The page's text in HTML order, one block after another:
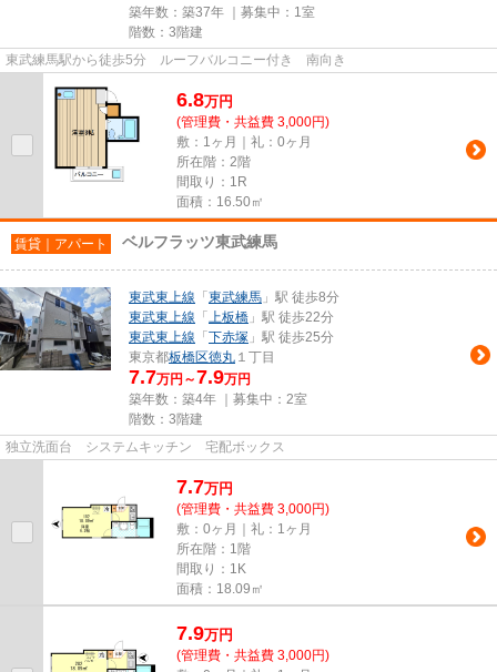
築年数：築37年 ｜募集中： 1室
階数：3階建
東武練馬駅から徒歩5分 ルーフバルコニー付き 南向き
6.8万円
(管理費・共益費 3,000円)
敷：1ヶ月｜礼：0ヶ月
所在階：2階
間取り：1R
面積：16.50㎡
賃貸｜アパート ベルフラッツ東武練馬
東武東上線 「 東武練馬 」駅 徒歩8分
東武東上線 「 上板橋 」駅 徒歩22分
東武東上線 「 下赤塚 」駅 徒歩25分
東京都板橋区徳丸 １丁目
7.7万円～7.9万円
築年数：築4年 ｜募集中： 2室
階数：3階建
独立洗面台 システムキッチン 宅配ボックス
7.7万円
(管理費・共益費 3,000円)
敷：0ヶ月｜礼：1ヶ月
所在階：1階
間取り：1K
面積：18.09㎡
7.9万円
(管理費・共益費 3,000円)